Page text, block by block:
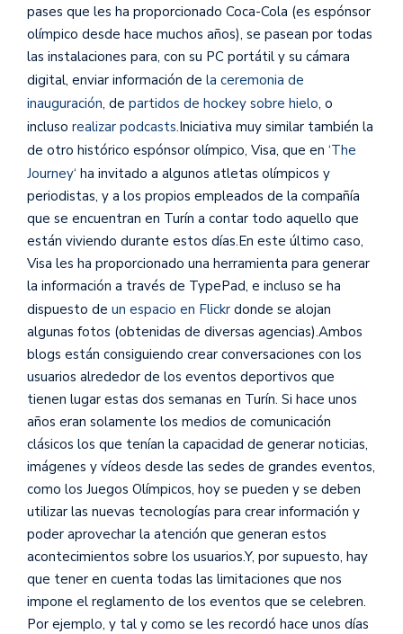
pases que les ha proporcionado Coca-Cola (es espónsor
olímpico desde hace muchos años), se pasean por todas
las instalaciones para, con su PC portátil y su cámara
digital, enviar información de la ceremonia de
inauguración, de partidos de hockey sobre hielo, o
incluso realizar podcasts.Iniciativa muy similar también la
de otro histórico espónsor olímpico, Visa, que en ‘The
Journey‘ ha invitado a algunos atletas olímpicos y
periodistas, y a los propios empleados de la compañía
que se encuentran en Turín a contar todo aquello que
están viviendo durante estos días.En este último caso,
Visa les ha proporcionado una herramienta para generar
la información a través de TypePad, e incluso se ha
dispuesto de un espacio en Flickr donde se alojan
algunas fotos (obtenidas de diversas agencias).Ambos
blogs están consiguiendo crear conversaciones con los
usuarios alrededor de los eventos deportivos que
tienen lugar estas dos semanas en Turín. Si hace unos
años eran solamente los medios de comunicación
clásicos los que tenían la capacidad de generar noticias,
imágenes y vídeos desde las sedes de grandes eventos,
como los Juegos Olímpicos, hoy se pueden y se deben
utilizar las nuevas tecnologías para crear información y
poder aprovechar la atención que generan estos
acontecimientos sobre los usuarios.Y, por supuesto, hay
que tener en cuenta todas las limitaciones que nos
impone el reglamento de los eventos que se celebren.
Por ejemplo, y tal y como se les recordó hace unos días